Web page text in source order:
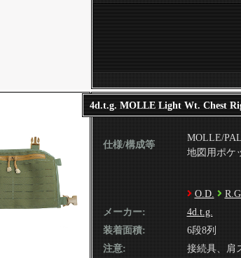
4d.t.g. MOLLE Light Wt. Chest
仕様/構成等
MOLLE/
地図用ポケ
O.D.
メーカー:
4d.t.g.
装着面積:
6段8列
注意:
接続具、肩